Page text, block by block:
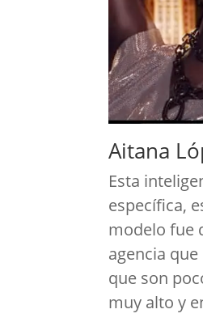
Aitana
Esta
específica,
modelo fue
agencia
que son
muy alto y